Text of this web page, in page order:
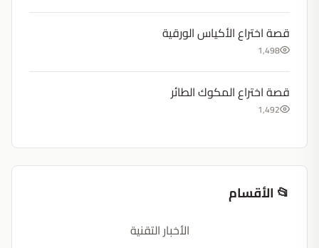
قصة اختراع الأكياس الورقية
1,498
قصة اختراع المكوك الطائر
1,492
📂 الأقسام
الأخبار التقنية